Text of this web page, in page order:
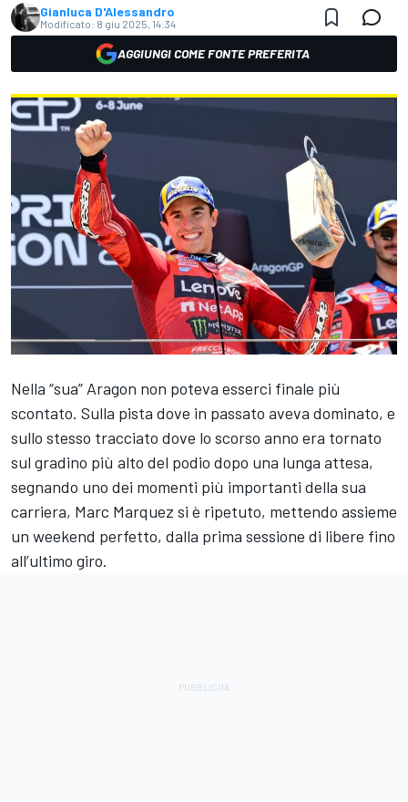
Gianluca D'Alessandro
Modificato: 8 giu 2025, 14:34
AGGIUNGI COME FONTE PREFERITA
Nella “sua” Aragon non poteva esserci finale più
scontato. Sulla pista dove in passato aveva dominato, e
sullo stesso tracciato dove lo scorso anno era tornato
sul gradino più alto del podio dopo una lunga attesa,
segnando uno dei momenti più importanti della sua
carriera, Marc Marquez si è ripetuto, mettendo assieme
un weekend perfetto, dalla prima sessione di libere fino
all’ultimo giro.